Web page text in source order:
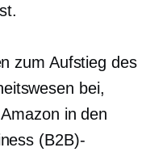
zum Aufstieg des
bei,
in den
(B2B)-